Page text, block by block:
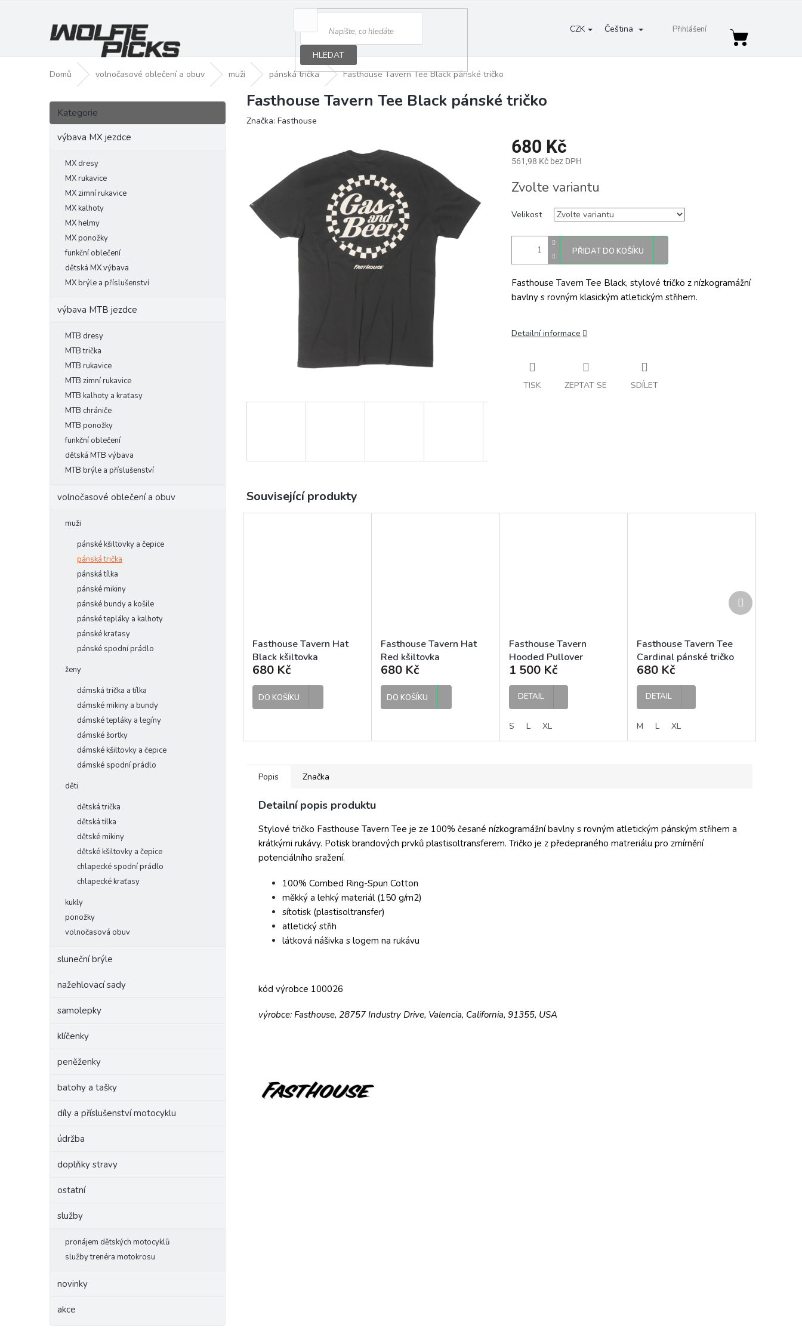
CZK Čeština Přihlášení
HLEDAT
Nákupní
Domů volnočasové oblečení a obuv muži pánská trička Fasthouse Tavern Tee Black pánské tričko
P
s
Přeskočit
kategorie
Kategorie
výbava MX jezdce
MX dresy
MX rukavice
MX zimní rukavice
MX kalhoty
MX helmy
MX ponožky
funkční oblečení
dětská MX výbava
MX brýle a příslušenství
výbava MTB jezdce
MTB dresy
MTB trička
MTB rukavice
MTB zimní rukavice
MTB kalhoty a kraťasy
MTB chrániče
MTB ponožky
funkční oblečení
dětská MTB výbava
MTB brýle a příslušenství
volnočasové oblečení a obuv
muži
pánské kšiltovky a čepice
pánská trička
pánská tílka
pánské mikiny
pánské bundy a košile
pánské tepláky a kalhoty
pánské kraťasy
pánské spodní prádlo
ženy
dámská trička a tílka
dámské mikiny a bundy
dámské tepláky a legíny
dámské šortky
dámské kšiltovky a čepice
dámské spodní prádlo
děti
dětská trička
dětská tílka
dětské mikiny
dětské kšiltovky a čepice
chlapecké spodní prádlo
chlapecké kraťasy
kukly
ponožky
volnočasová obuv
sluneční brýle
nažehlovací sady
samolepky
klíčenky
peněženky
batohy a tašky
díly a příslušenství motocyklu
údržba
doplňky stravy
ostatní
služby
pronájem dětských motocyklů
služby trenéra motokrosu
novinky
akce
Fasthouse Tavern Tee Black pánské tričko
Značka: Fasthouse
680 Kč
561,98 Kč bez DPH
cena:
Zvolte variantu
Velikost
PŘIDAT DO KOŠÍKU
Fasthouse Tavern Tee Black, stylové tričko z nízkogramážní
bavlny s rovným klasickým atletickým střihem.
Detailní informace
TISK ZEPTAT SE SDÍLET
Související produkty
Fasthouse Tavern Hat
Black kšiltovka
680 Kč
DO KOŠÍKU
Fasthouse Tavern Hat
Red kšiltovka
680 Kč
DO KOŠÍKU
Fasthouse Tavern
Hooded Pullover
Cardinal pánská mikina
1 500 Kč
DETAIL
S L XL
Fasthouse Tavern Tee
Cardinal pánské tričko
680 Kč
DETAIL
M L XL
Další
produkt
Popis Značka
Detailní popis produktu
Stylové tričko Fasthouse Tavern Tee je ze 100% česané nízkogramážní bavlny s rovným atletickým pánským střihem a
krátkými rukávy. Potisk brandových prvků plastisoltransferem. Tričko je z předepraného matreriálu pro zmírnění
potenciálního sražení.
100% Combed Ring-Spun Cotton
měkký a lehký materiál (150 g/m2)
sítotisk (plastisoltransfer)
atletický střih
látková nášivka s logem na rukávu
kód výrobce 100026
výrobce: Fasthouse, 28757 Industry Drive, Valencia, California, 91355, USA